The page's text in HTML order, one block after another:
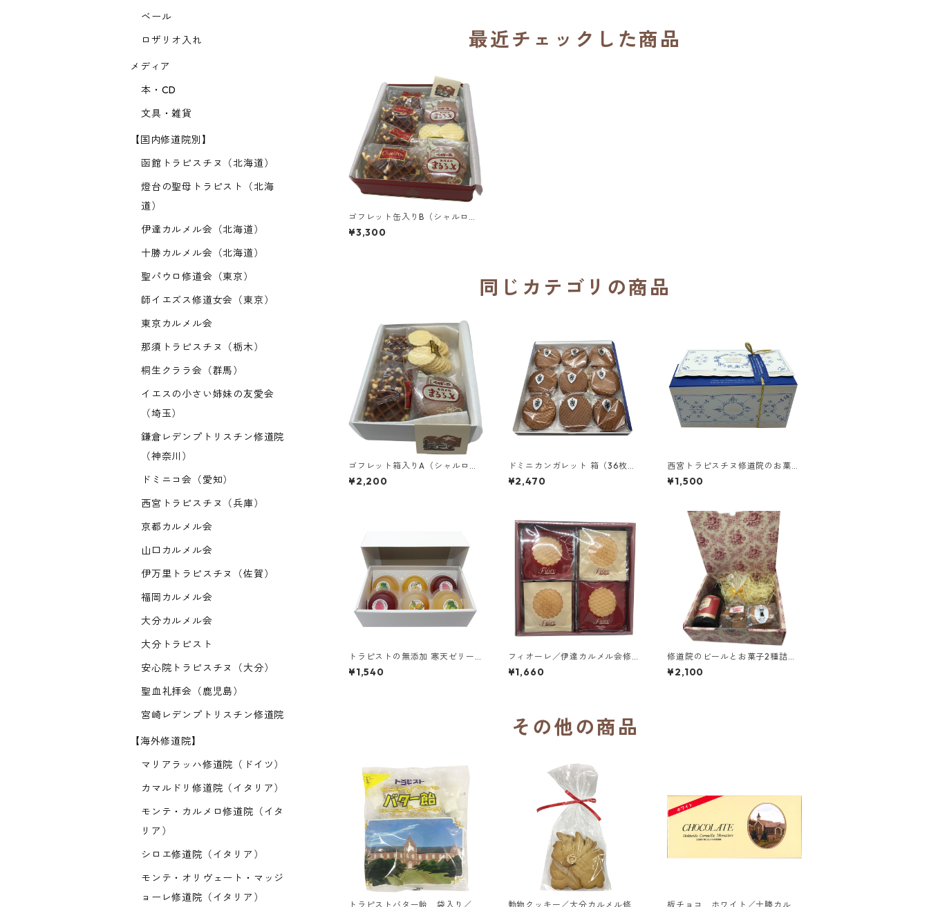
最近チェックした商品
ゴフレット缶入りB（シャルロッ
ト、まるろっと、ちーずごふれっ
と）／京都カルメル会修道院
¥3,300
同じカテゴリの商品
ゴフレット箱入りA（シャルロッ
ト、まるろっと、ちーずごふれっ
と）／京都カルメル会修道院
¥2,200
ドミニカンガレット 箱（36枚入
り）／愛知 ドミニコ会 聖ヨゼフ
修道院
¥2,470
西宮トラピスチヌ修道院のお菓子
2種 ロワイヤルボックス（RYN-
GB2）／クッキーミックス、ガレ
¥1,500
トラピストの無添加 寒天ゼリー6
個（甘夏、梅、紫蘇、金柑） 箱
入り／伊万里トラピスチヌ修道院
¥1,540
フィオーレ／伊達カルメル会修道
院
¥1,660
修道院のビールとお菓子2種詰め
合わせセット／シメイレッド、ク
ッキーミックス、ガレット3個入
¥2,100
その他の商品
トラピストバター飴 袋入り／函 動物クッキー／大分カルメル修道 板チョコ ホワイト／十勝カルメ
ベール
ロザリオ入れ
メディア
本・CD
文具・雑貨
【国内修道院別】
函館トラピスチヌ（北海道）
燈台の聖母トラピスト（北海
道）
伊達カルメル会（北海道）
十勝カルメル会（北海道）
聖パウロ修道会（東京）
師イエズス修道女会（東京）
東京カルメル会
那須トラピスチヌ（栃木）
桐生クララ会（群馬）
イエスの小さい姉妹の友愛会
（埼玉）
鎌倉レデンプトリスチン修道院
（神奈川）
ドミニコ会（愛知）
西宮トラピスチヌ（兵庫）
京都カルメル会
山口カルメル会
伊万里トラピスチヌ（佐賀）
福岡カルメル会
大分カルメル会
大分トラピスト
安心院トラピスチヌ（大分）
聖血礼拝会（鹿児島）
宮崎レデンプトリスチン修道院
【海外修道院】
マリアラッハ修道院（ドイツ）
カマルドリ修道院（イタリア）
モンテ・カルメロ修道院（イタ
リア）
シロエ修道院（イタリア）
モンテ・オリヴェート・マッジ
ョーレ修道院（イタリア）